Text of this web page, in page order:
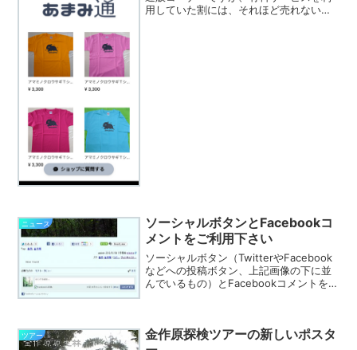
用していた割には、それほど売れない、
ニュース
ソーシャルボタンとFacebookコ
メントをご利用下さい
ソーシャルボタン（TwitterやFacebook
などへの投稿ボタン、上記画像の下に並
んでいるもの）とFacebookコメントを設
ク...
ツアー
金作原探検ツアーの新しいポスタ